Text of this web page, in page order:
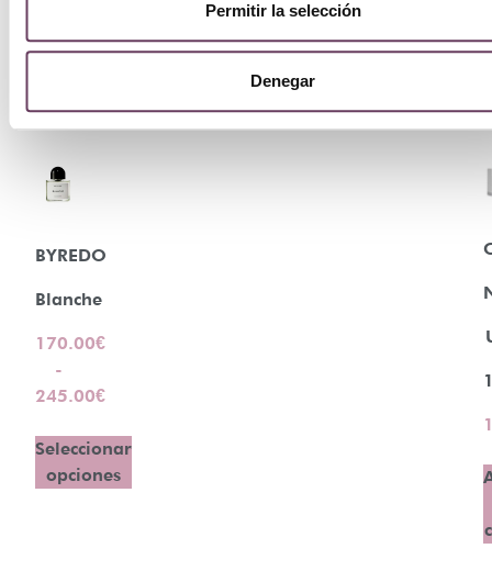
Permitir la selección
Denegar
BYREDO
Blanche
170.00€
-
245.00€
Seleccionar
opciones